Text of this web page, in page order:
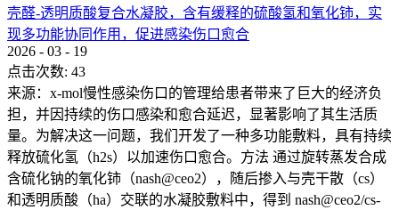
壳醛-透明质酸复合水凝胶，含有缓释的硫酸氢和氧化铈，实
现多功能协同作用，促进感染伤口愈合
2026 - 03 - 19
点击次数: 43
来源：x-mol慢性感染伤口的管理给患者带来了巨大的经济负
担，并因持续的伤口感染和愈合延迟，显著影响了其生活质
量。为解决这一问题，我们开发了一种多功能敷料，具有持续
释放硫化氢（h2s）以加速伤口愈合。方法 通过旋转蒸发合成
含硫化钠的氧化铈（nash@ceo2），随后掺入与壳干散（cs）
和透明质酸（ha）交联的水凝胶敷料中，得到 nash@ceo2/cs-